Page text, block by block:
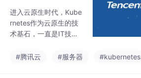
识别认证。如果企业法
人比较忙，不太配合
你，做实名认证，那么
款认证。预览信息页面
进入云原生时代，Kube
rnetes作为云原生的技
术基石，一直是IT技术
无论是开发者还是运维
#腾讯云 #服务器 #kubernetes